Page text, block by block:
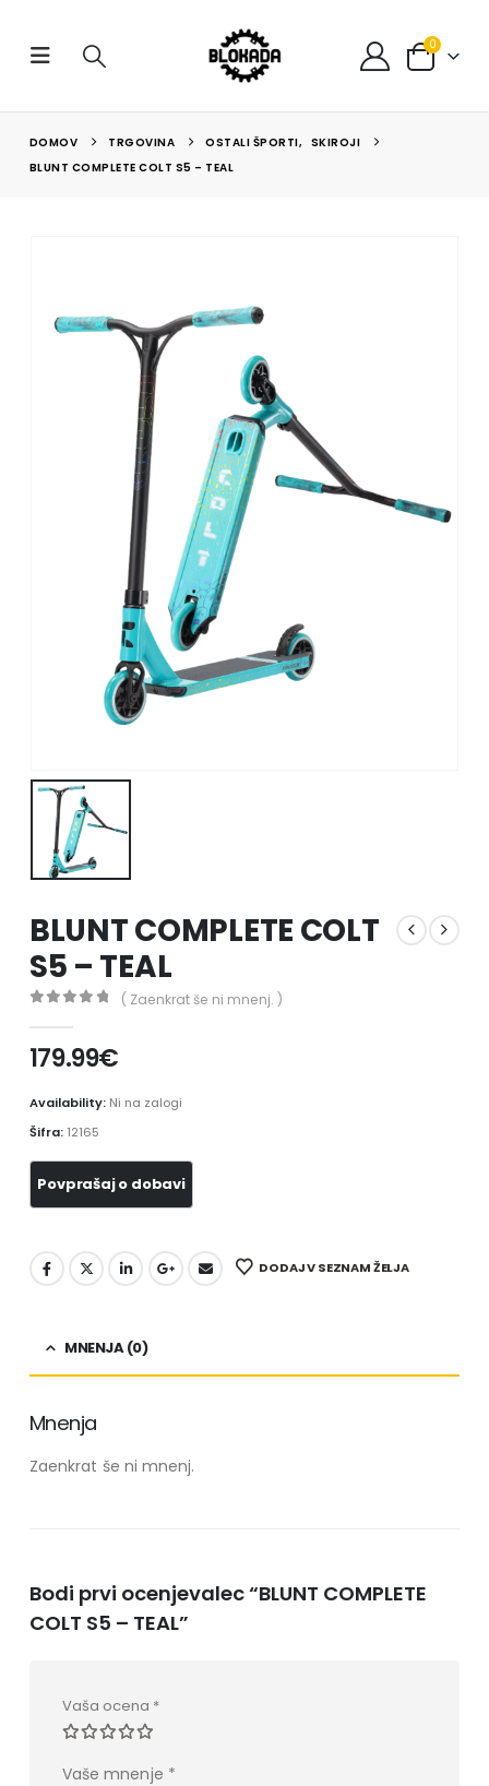
0
DOMOV TRGOVINA OSTALI ŠPORTI, SKIROJI
BLUNT COMPLETE COLT S5 – TEAL
BLUNT COMPLETE COLT
S5 – TEAL
( Zaenkrat še ni mnenj. )
179.99€
Availability: Ni na zalogi
Šifra: 12165
DODAJ V SEZNAM ŽELJA
MNENJA (0)
Mnenja
Zaenkrat še ni mnenj.
Bodi prvi ocenjevalec “BLUNT COMPLETE
COLT S5 – TEAL”
Vaša ocena *
Vaše mnenje *